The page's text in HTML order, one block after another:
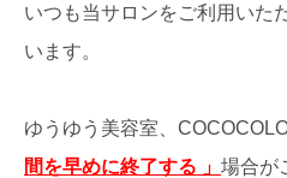
いつも当サロンをご利用いた
います。
ゆうゆう美容室、
間を早めに終了する 」 場合が